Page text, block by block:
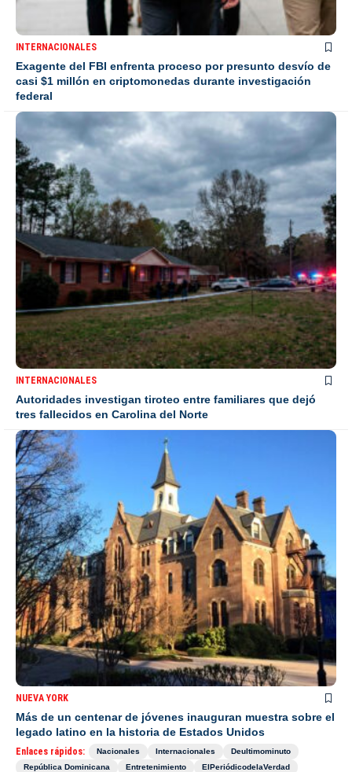
INTERNACIONALES
Exagente del FBI enfrenta proceso por presunto desvío de
casi $1 millón en criptomonedas durante investigación
federal
INTERNACIONALES
Autoridades investigan tiroteo entre familiares que dejó
tres fallecidos en Carolina del Norte
NUEVA YORK
Más de un centenar de jóvenes inauguran muestra sobre el
legado latino en la historia de Estados Unidos
Enlaces rápidos: Nacionales Internacionales
Deultimominuto
República Dominicana
Entretenimiento
ElPeriódicodelaVerdad